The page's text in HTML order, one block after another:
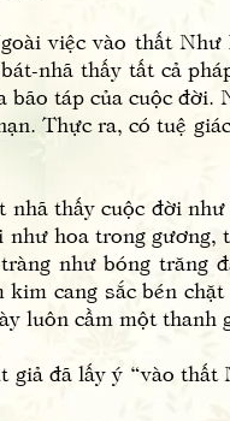
việc vào thất Như
nhã thấy tất cả
bão táp của cuộc
Thực ra, có tuệ
thấy cuộc đời như
hoa trong gương,
như bóng trăng
cang sắc bén
luôn cầm một
đã lấy ý “vào thất